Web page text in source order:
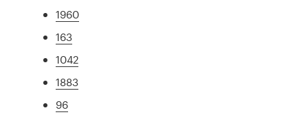
1960
163
1042
1883
96